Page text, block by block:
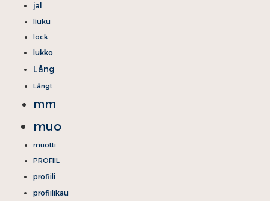
jal
liuku
lock
lukko
Lång
Långt
mm
muo
muotti
PROFIIL
profiili
profiilikau